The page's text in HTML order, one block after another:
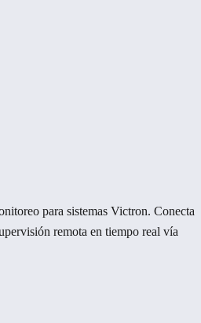
para sistemas Victron. Conecta
remota en tiempo real vía